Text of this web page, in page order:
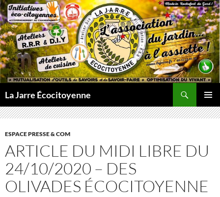
Aller
au
contenu
La Jarre Écocitoyenne
MENU
ESPACE PRESSE & COM
ARTICLE DU MIDI LIBRE DU
24/10/2020 – DES
OLIVADES ÉCOCITOYENNE